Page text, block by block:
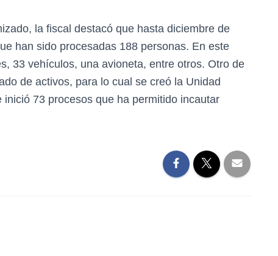
la fiscal destacó que hasta diciembre de
han sido procesadas 188 personas. En este
33 vehículos, una avioneta, entre otros. Otro de
de activos, para lo cual se creó la Unidad
73 procesos que ha permitido incautar